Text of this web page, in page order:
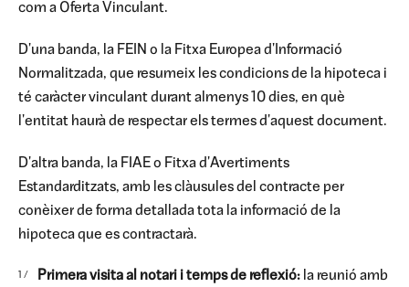
com a Oferta Vinculant.
D'una banda, la FEIN o la Fitxa Europea d'Informació
Normalitzada, que resumeix les condicions de la hipoteca i
té caràcter vinculant durant almenys 10 dies, en què
l'entitat haurà de respectar els termes d'aquest document.
D'altra banda, la FIAE o Fitxa d'Avertiments
Estandarditzats, amb les clàusules del contracte per
conèixer de forma detallada tota la informació de la
hipoteca que es contractarà.
Primera visita al notari i temps de reflexió: la reunió amb